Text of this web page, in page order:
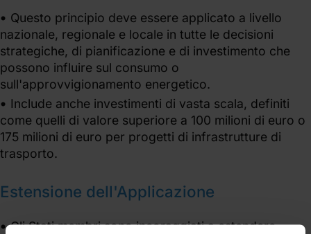
Questo principio deve essere applicato a livello
nazionale, regionale e locale in tutte le decisioni
strategiche, di pianificazione e di investimento che
possono influire sul consumo o
sull'approvvigionamento energetico.
Include anche investimenti di vasta scala, definiti
come quelli di valore superiore a 100 milioni di euro o
175 milioni di euro per progetti di infrastrutture di
trasporto.
Estensione dell'Applicazione
Gli Stati membri sono incoraggiati a estendere